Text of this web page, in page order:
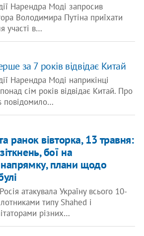
Нарендра Моді запросив
Володимира Путіна приїхати
участі в…
за 7 років відвідає Китай
Нарендра Моді наприкінці
сім років відвідає Китай. Про
повідомило…
ранок вівторка, 13 травня:
бої на
плани щодо
атакувала Україну всього 10-
типу Shahed і
різних…